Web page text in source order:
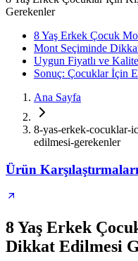
Gerekenler
8 Yaş Erkek Çocuk
Mont Seçiminde
Uygun Fiyatlı ve
Sonuç: Çocuklar İçin
Ana Sayfa
8-yas-erkek-cocuklar-
edilmesi-gerekenler
Ürün Karşılaştırmaları
8 Yaş Erkek
Dikkat Edilmesi